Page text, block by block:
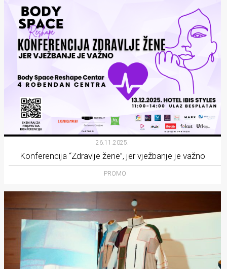
26.11.2025.
Konferencija “Zdravlje žene”, jer vježbanje je važno
PROMO